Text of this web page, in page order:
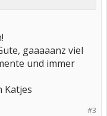
gaaaaanz viel
und immer
Katjes
#3